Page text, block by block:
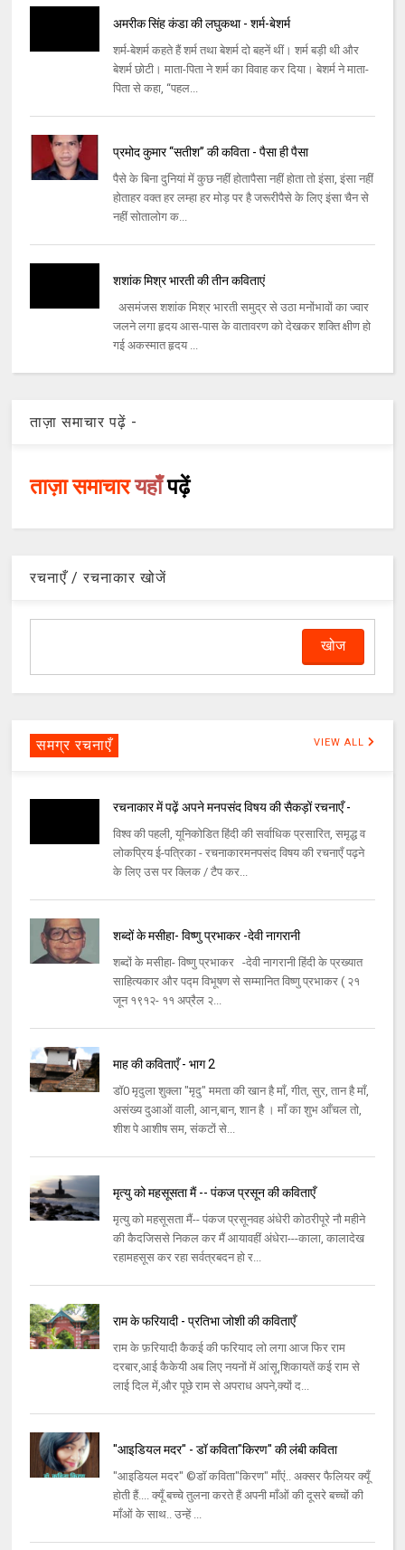
अमरीक सिंह कंडा की लघुकथा - शर्म-बेशर्म
शर्म-बेशर्म कहते हैं शर्म तथा बेशर्म दो बहनें थीं। शर्म बड़ी थी और
बेशर्म छोटी। माता-पिता ने शर्म का विवाह कर दिया। बेशर्म ने माता-
पिता से कहा, ‘‘पहल...
प्रमोद कुमार ‘‘सतीश’’ की कविता - पैसा ही पैसा
पैसे के बिना दुनियां में कुछ नहीं होतापैसा नहीं होता तो इंसा, इंसा नहीं
होताहर वक्त हर लम्हा हर मोड़ पर है जरूरीपैसे के लिए इंसा चैन से
नहीं सोतालोग क...
शशांक मिश्र भारती की तीन कविताएं
असमंजस शशांक मिश्र भारती समुद्र से उठा मनोंभावों का ज्‍वार
जलने लगा हृदय आस-पास के वातावरण को देखकर शक्‍ति क्षीण हो
गई अकस्‍मात हृदय ...
ताज़ा समाचार पढ़ें -
ताज़ा समाचारयहाँपढ़ें
रचनाएँ / रचनाकार खोजें
समग्र रचनाएँ VIEW ALL
रचनाकार में पढ़ें अपने मनपसंद विषय की सैकड़ों रचनाएँ -
विश्व की पहली, यूनिकोडित हिंदी की सर्वाधिक प्रसारित, समृद्ध व
लोकप्रिय ई-पत्रिका - रचनाकारमनपसंद विषय की रचनाएँ पढ़ने
के लिए उस पर क्लिक / टैप कर...
शब्दों के मसीहा- विष्णु प्रभाकर -देवी नागरानी
शब्दों के मसीहा- विष्णु प्रभाकर -देवी नागरानी हिंदी के प्रख्यात
साहित्यकार और पद्म विभूषण से सम्मानित विष्णु प्रभाकर ( २१
जून १९१२- ११ अप्रैल २...
माह की कविताएँ - भाग 2
डॉ0 मृदुला शुक्ला "मृदु" ममता की खान है माँ, गीत, सुर, तान है माँ,
असंख्य दुआओं वाली, आन,बान, शान है । माँ का शुभ आँचल तो,
शीश पे आशीष सम, संकटों से...
मृत्यु को महसूसता मैं -- पंकज प्रसून की कविताएँ
मृत्यु को महसूसता मैं-- पंकज प्रसूनवह अंधेरी कोठरीपूरे नौ महीने
की कैदजिससे निकल कर मैं आयावहीं अंधेरा---काला, कालादेख
रहामहसूस कर रहा सर्वत्रबदन हो र...
राम के फरियादी - प्रतिभा जोशी की कविताएँ
राम के फ़रियादी कैकई की फरियाद लो लगा आज फिर राम
दरबार,आई कैकेयी अब लिए नयनों में आंसू,शिकायतें कई राम से
लाई दिल में,और पूछे राम से अपराध अपने,क्यों द...
"आइडियल मदर" - डॉ कविता"किरण" की लंबी कविता
"आइडियल मदर" ©डॉ कविता"किरण" माँएं.. अक्सर फैलियर क्यूँ
होती हैं.... क्यूँ बच्चे तुलना करते हैं अपनी माँओं की दूसरे बच्चों की
माँओं के साथ.. उन्हें ...